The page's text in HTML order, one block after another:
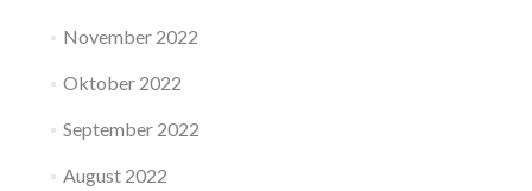
November 2022
Oktober 2022
September 2022
August 2022